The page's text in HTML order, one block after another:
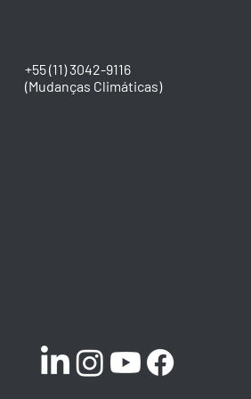
+55 (11) 3042-9116​
(Mudanças Climáticas)